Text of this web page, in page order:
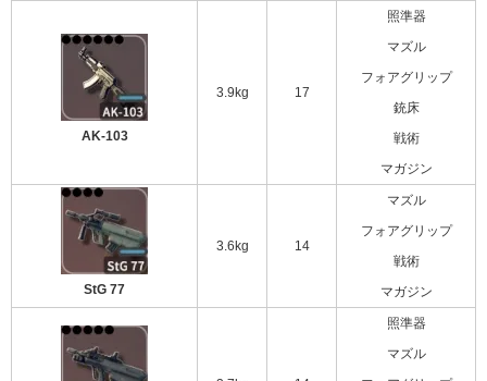
AK-103
3.9kg 17
照準器
マズル
フォアグリップ
銃床
戦術
マガジン
StG 77
3.6kg 14
マズル
フォアグリップ
戦術
マガジン
照準器
マズル